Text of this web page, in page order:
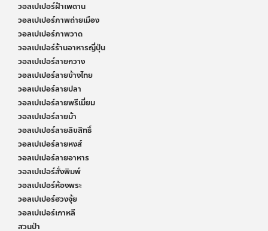
วอลเปเปอร์ฝ้าเพดาน
วอลเปเปอร์ภาพถ่ายเมือง
วอลเปเปอร์ภาพวาด
วอลเปเปอร์ร้านอาหารญี่ปุ่น
วอลเปเปอร์ลายกวาง
วอลเปเปอร์ลายข้างไทย
วอลเปเปอร์ลายปลา
วอลเปเปอร์ลายพรีเมี่ยม
วอลเปเปอร์ลายม้า
วอลเปเปอร์ลายลิขสิทธิ์
วอลเปเปอร์ลายหงส์
วอลเปเปอร์ลายอาหาร
วอลเปเปอร์สั่งพิมพ์
วอลเปเปอร์ห้องพระ
วอลเปเปอร์ฮวงจุ้ย
วอลเปเปอร์เกาหลี
สวนป่า